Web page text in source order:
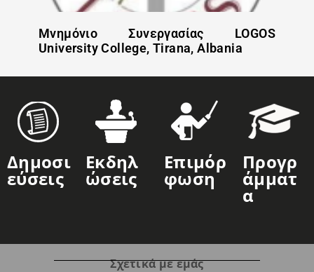
Μνημόνιο Συνεργασίας LOGOS
University College, Tirana, Albania
Δημοσι
Εύσεις
Εκδηλ
Ώσεις
Επιμόρ
Φωση
Προγρ
Άμματ
Α
Σχετικά με εμάς